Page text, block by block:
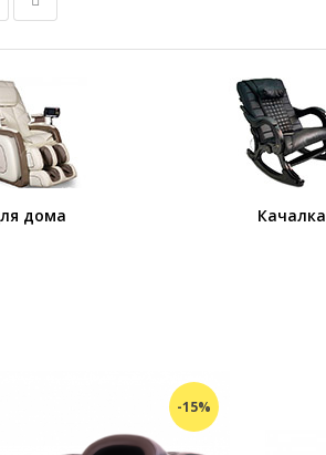
дома Качалка
-15%